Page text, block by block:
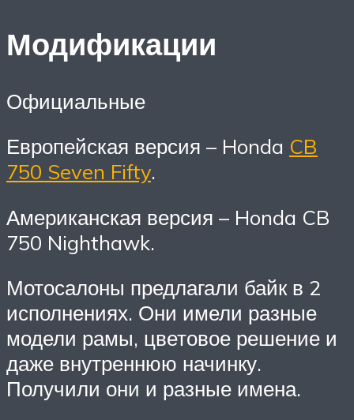
Модификации
Официальные
Европейская версия – Honda CB
750 Seven Fifty.
Американская версия – Honda CB
750 Nighthawk.
Мотосалоны предлагали байк в 2
исполнениях. Они имели разные
модели рамы, цветовое решение и
даже внутреннюю начинку.
Получили они и разные имена.